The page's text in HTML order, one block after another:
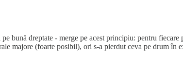
bună dreptate - merge pe acest principiu: pentru fiecare
majore (foarte posibil), ori s-a pierdut ceva pe drum în